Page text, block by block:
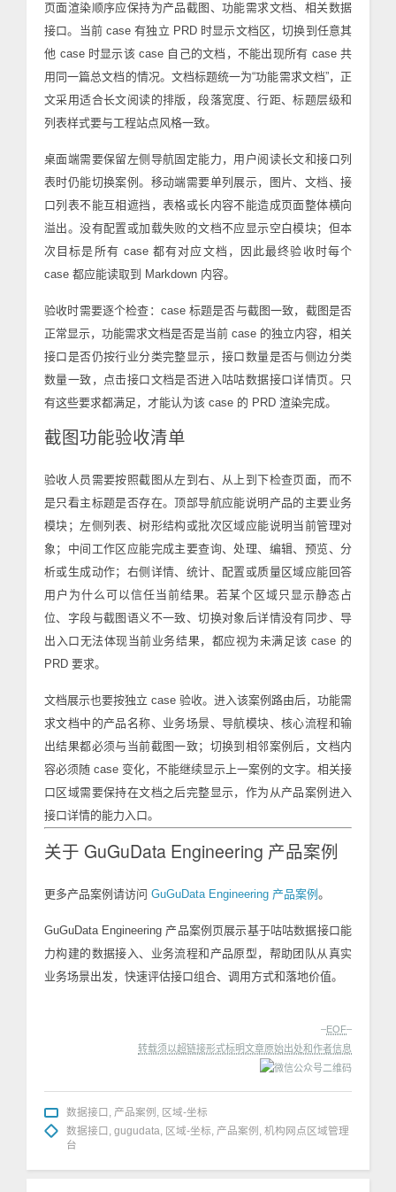
页面渲染顺序应保持为产品截图、功能需求文档、相关数据
接口。当前 case 有独立 PRD 时显示文档区，切换到任意其
他 case 时显示该 case 自己的文档，不能出现所有 case 共
用同一篇总文档的情况。文档标题统一为“功能需求文档”，正
文采用适合长文阅读的排版，段落宽度、行距、标题层级和
列表样式要与工程站点风格一致。
桌面端需要保留左侧导航固定能力，用户阅读长文和接口列
表时仍能切换案例。移动端需要单列展示，图片、文档、接
口列表不能互相遮挡，表格或长内容不能造成页面整体横向
溢出。没有配置或加载失败的文档不应显示空白模块；但本
次目标是所有 case 都有对应文档，因此最终验收时每个
case 都应能读取到 Markdown 内容。
验收时需要逐个检查：case 标题是否与截图一致，截图是否
正常显示，功能需求文档是否是当前 case 的独立内容，相关
接口是否仍按行业分类完整显示，接口数量是否与侧边分类
数量一致，点击接口文档是否进入咕咕数据接口详情页。只
有这些要求都满足，才能认为该 case 的 PRD 渲染完成。
截图功能验收清单
验收人员需要按照截图从左到右、从上到下检查页面，而不
是只看主标题是否存在。顶部导航应能说明产品的主要业务
模块；左侧列表、树形结构或批次区域应能说明当前管理对
象；中间工作区应能完成主要查询、处理、编辑、预览、分
析或生成动作；右侧详情、统计、配置或质量区域应能回答
用户为什么可以信任当前结果。若某个区域只显示静态占
位、字段与截图语义不一致、切换对象后详情没有同步、导
出入口无法体现当前业务结果，都应视为未满足该 case 的
PRD 要求。
文档展示也要按独立 case 验收。进入该案例路由后，功能需
求文档中的产品名称、业务场景、导航模块、核心流程和输
出结果都必须与当前截图一致；切换到相邻案例后，文档内
容必须随 case 变化，不能继续显示上一案例的文字。相关接
口区域需要保持在文档之后完整显示，作为从产品案例进入
接口详情的能力入口。
关于 GuGuData Engineering 产品案例
更多产品案例请访问 GuGuData Engineering 产品案例 。
GuGuData Engineering 产品案例页展示基于咕咕数据接口能
力构建的数据接入、业务流程和产品原型，帮助团队从真实
业务场景出发，快速评估接口组合、调用方式和落地价值。
–EOF–
转载须以超链接形式标明文章原始出处和作者信息
数据接口 产品案例
区域-坐标
数据接口 gugudata 区域-坐标 产品案例
机构网点区域管理
台